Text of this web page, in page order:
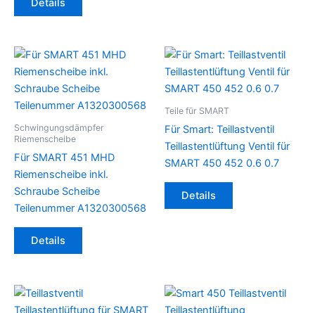
Details
Schwingungsdämpfer
Riemenscheibe
Für SMART 451 MHD
Riemenscheibe inkl.
Schraube Scheibe
Teilenummer A1320300568
Details
Teile für SMART
Für Smart: Teillastventil
Teillastentlüftung Ventil für
SMART 450 452 0.6 0.7
Details